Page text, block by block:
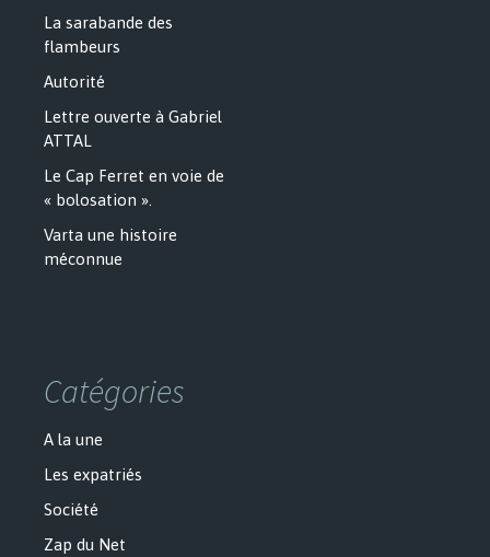
La sarabande des
flambeurs
Autorité
Lettre ouverte à Gabriel
ATTAL
Le Cap Ferret en voie de
« bolosation ».
Varta une histoire
méconnue
Catégories
A la une
Les expatriés
Société
Zap du Net